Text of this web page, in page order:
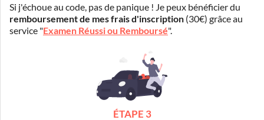
Si j'échoue au code, pas de panique ! Je peux bénéficier du
remboursement de mes frais d'inscription (30€) grâce au
service "Examen Réussi ou Remboursé".
ÉTAPE 3